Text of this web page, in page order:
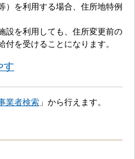
）を利用する場合、住所地特例
設を利用しても、住所変更前の
を受けることになります。
す
業者検索 」から行えます。